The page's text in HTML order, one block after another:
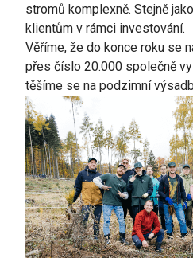
stromů komplexně. Stejně
klientům v rámci investování.
Věříme, že do konce roku se
přes číslo 20.000 společně
těšíme se na podzimní